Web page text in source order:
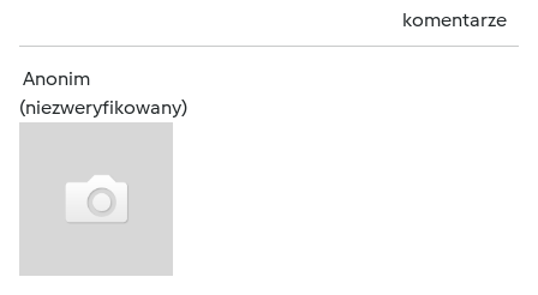
komentarze
Anonim
(niezweryfikowany)